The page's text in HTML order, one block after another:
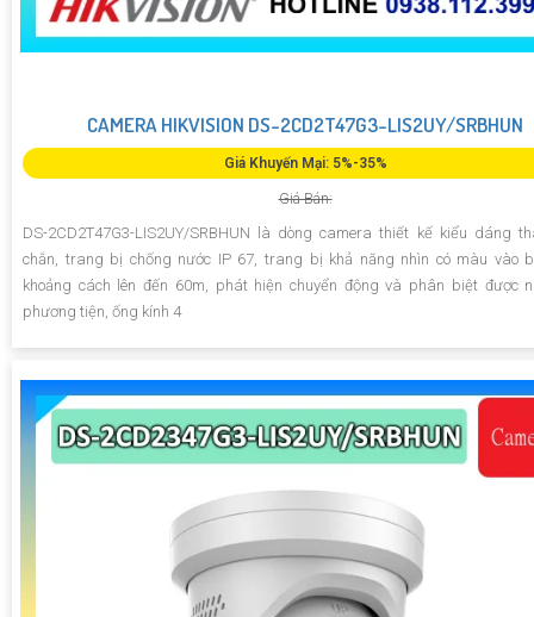
CAMERA HIKVISION DS-2CD2T47G3-LIS2UY/SRBHUN
Giá Khuyến Mại: 5%-35%
Giá Bán:
DS-2CD2T47G3-LIS2UY/SRBHUN là dòng camera thiết kế kiểu dáng
chắn, trang bị chống nước IP 67, trang bị khả năng nhìn có màu vào
khoảng cách lên đến 60m, phát hiện chuyển động và phân biệt được
phương tiện, ống kính 4